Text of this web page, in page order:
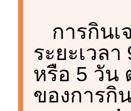
การกิน
ระยะเวล
หรือ 5 วัน
ของการกิ